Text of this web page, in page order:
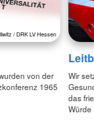
/ DRK LV Hessen
von der
1965
Wir
das
Würde